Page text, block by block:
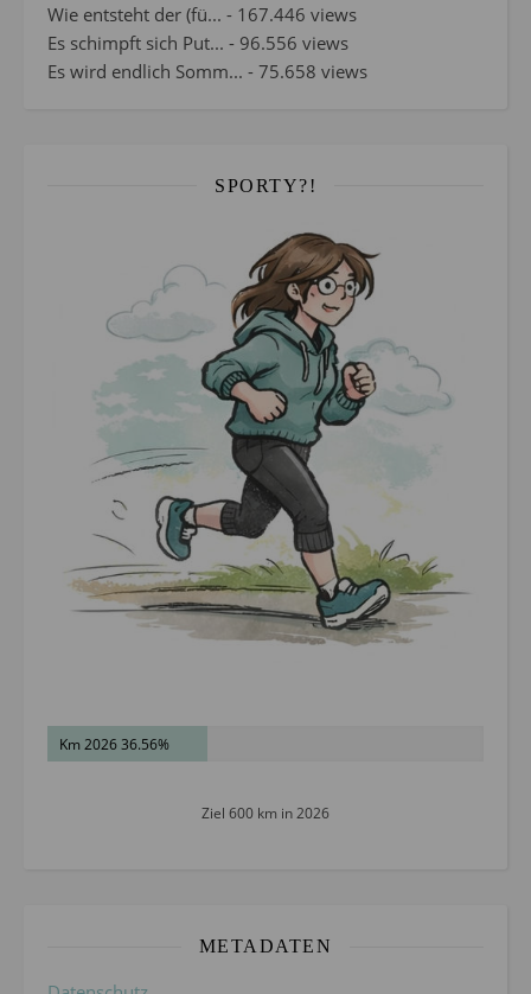
Wie entsteht der (fü... - 167.446 views
Es schimpft sich Put... - 96.556 views
Es wird endlich Somm... - 75.658 views
SPORTY?!
Km 2026 36.56%
Ziel 600 km in 2026
METADATEN